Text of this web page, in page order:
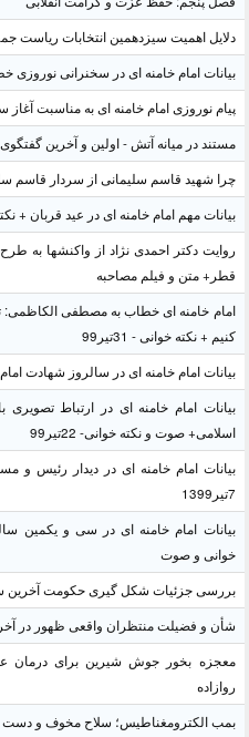
دلایل اهمیت سیزدهمین انتخابات ریاست
بیانات امام خامنه ای در سخنرانی
پیام نوروزی امام خامنه ای به مناسبت آغاز سال
مستند در میانه آتش - اولین و آخرین
چرا شهید قاسم سلیمانی از سردار قاسم
بیانات مهم امام خامنه ای در عید قربان +
روایت دکتر احمدی نژاد از واکنشها به
قطر+ متن و فیلم مصاحبه
امام خامنه ای خطاب به مصطفی الکاظمی:
کنیم + نکته خوانی - 31تیر99
بیانات امام خامنه ای در سالروز شهادت امام جواد
بیانات امام خامنه ای در ارتباط
اسلامی+ صوت و نکته خوانی- 22تیر99
بیانات امام خامنه ای در دیدار رئیس و
7تیر1399
بیانات امام خامنه ای در سی و یکمین
خوانی و صوت
بررسی جزئیات شکل گیری حکومت آخرین
شأن و فضیلت منتظران واقعی ظهور در
معجزه بخور جوش شیرین برای درمان
روازاده
بمب الکترومغناطیس؛ سلاح مخوف و دست